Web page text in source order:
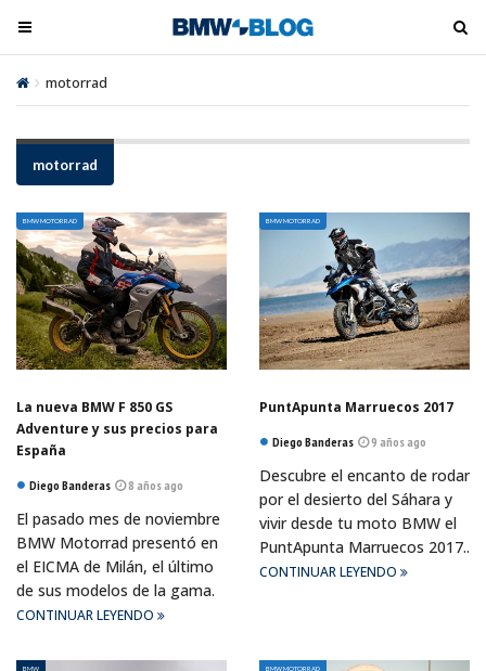
M
e
n
ú
o
g
l
e
M
e
ú
g
e
motorrad
motorrad
BMW MOTORRAD
La nueva BMW F 850 GS
Adventure y sus precios para
España
Diego Banderas 8 años ago
El pasado mes de noviembre
BMW Motorrad presentó en
el EICMA de Milán, el último
de sus modelos de la gama.
CONTINUAR LEYENDO
BMW MOTORRAD
PuntApunta Marruecos 2017
Diego Banderas 9 años ago
Descubre el encanto de rodar
por el desierto del Sáhara y
vivir desde tu moto BMW el
PuntApunta Marruecos 2017..
CONTINUAR LEYENDO
BMW BMW MOTORRAD